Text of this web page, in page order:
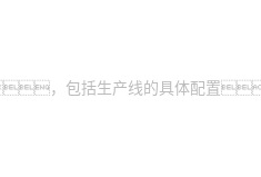
，包括生产线的具体配置